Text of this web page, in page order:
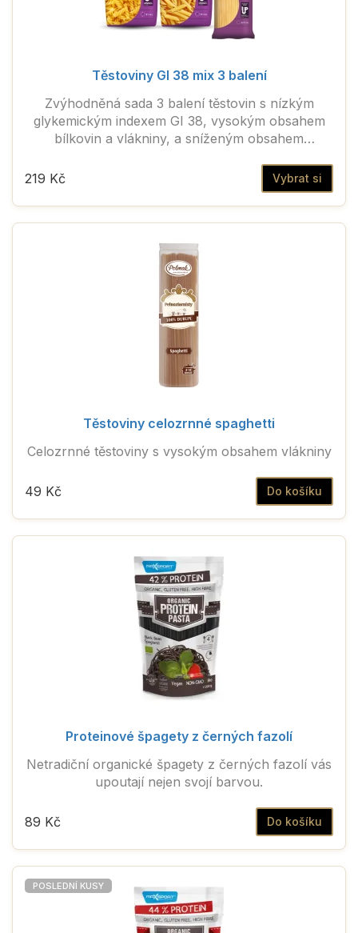
Těstoviny GI 38 mix 3 balení
Zvýhodněná sada 3 balení těstovin s nízkým
glykemickým indexem GI 38, vysokým obsahem
bílkovin a vlákniny, a sníženým obsahem
Vybrat si
219 Kč
Těstoviny celozrnné spaghetti
Celozrnné těstoviny s vysokým obsahem vlákniny
Do košíku
49 Kč
Proteinové špagety z černých fazolí
Netradiční organické špagety z černých fazolí vás
upoutají nejen svojí barvou.
Do košíku
89 Kč
POSLEDNÍ KUSY